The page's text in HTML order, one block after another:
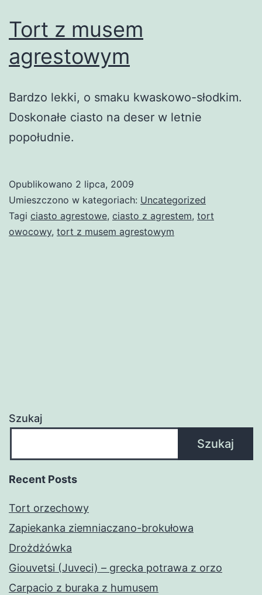
Tort z musem
agrestowym
Bardzo lekki, o smaku kwaskowo-słodkim.
Doskonałe ciasto na deser w letnie
popołudnie.
Opublikowano 2 lipca, 2009
Umieszczono w kategoriach: Uncategorized
Tagi ciasto agrestowe, ciasto z agrestem, tort
owocowy, tort z musem agrestowym
Szukaj
Szukaj
Recent Posts
Tort orzechowy
Zapiekanka ziemniaczano-brokułowa
Drożdżówka
Giouvetsi (Juveci) – grecka potrawa z orzo
Carpacio z buraka z humusem